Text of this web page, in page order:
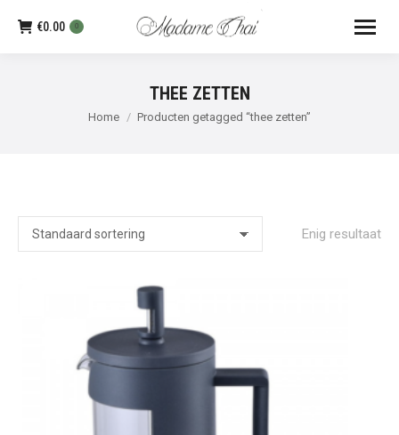
€0.00 0
THEE ZETTEN
Je bent hier:
Home Producten getagged “thee zetten”
Enig resultaat